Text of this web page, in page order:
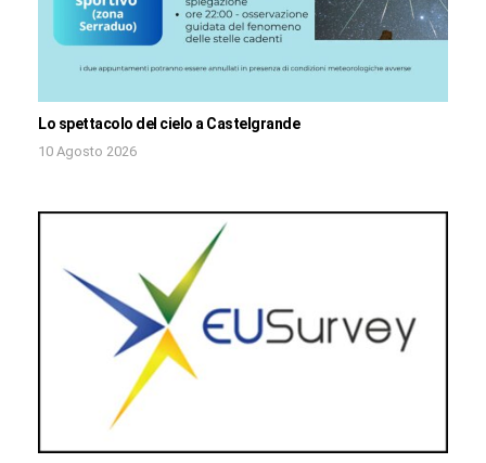
Lo spettacolo del cielo a Castelgrande
10 Agosto 2026